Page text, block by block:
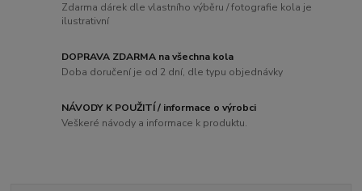
Zdarma dárek dle vlastního výběru / fotografie kola je
ilustrativní
DOPRAVA ZDARMA na všechna kola
Doba doručení je od 2 dní, dle typu objednávky
NÁVODY K POUŽITÍ / informace o výrobci
Veškeré návody a informace k produktu.